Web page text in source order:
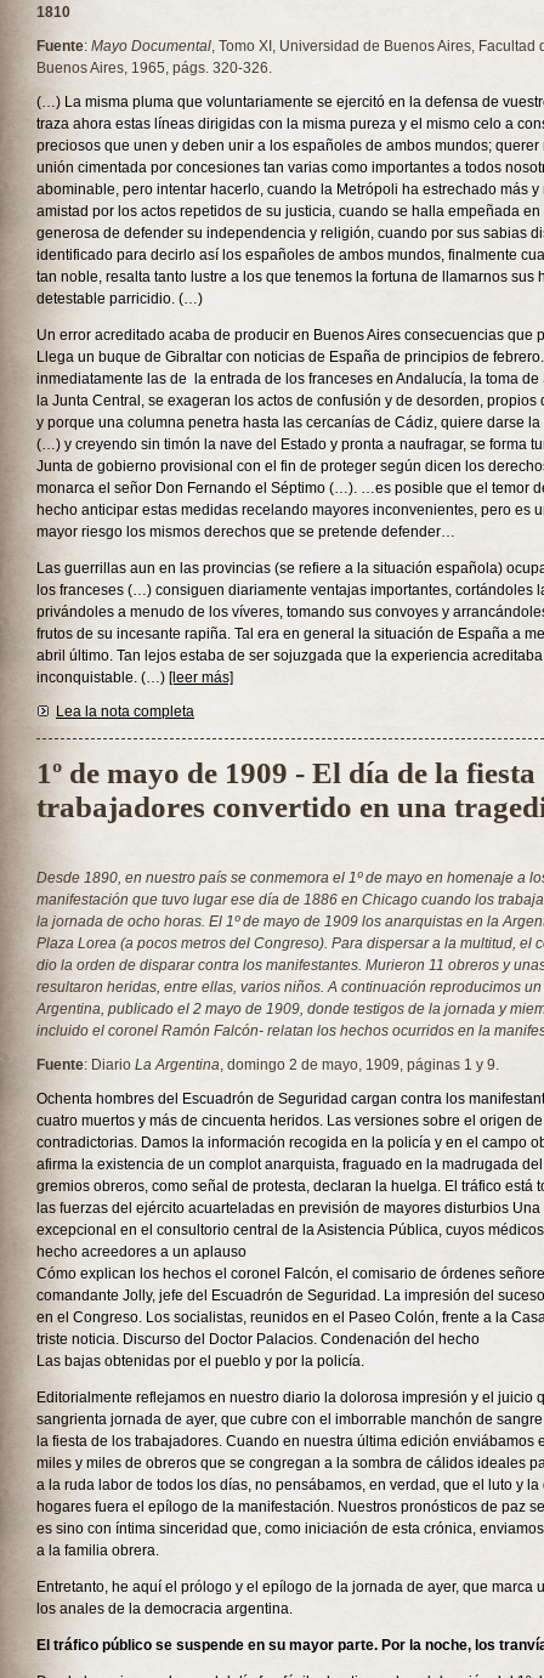
1810
Fuente: Mayo Documental, Tomo XI, Universidad de Buenos Aires, Facultad
Buenos Aires, 1965, págs. 320-326.
(…) La misma pluma que voluntariamente se ejercitó en la defensa de
traza ahora estas líneas dirigidas con la misma pureza y el mismo celo a
preciosos que unen y deben unir a los españoles de ambos mundos;
unión cimentada por concesiones tan varias como importantes a todos
abominable, pero intentar hacerlo, cuando la Metrópoli ha estrechado más
amistad por los actos repetidos de su justicia, cuando se halla empeñada
generosa de defender su independencia y religión, cuando por sus sabias
identificado para decirlo así los españoles de ambos mundos, finalmente
tan noble, resalta tanto lustre a los que tenemos la fortuna de llamarnos sus
detestable parricidio. (…)
Un error acreditado acaba de producir en Buenos Aires consecuencias que
Llega un buque de Gibraltar con noticias de España de principios de
inmediatamente las de la entrada de los franceses en Andalucía, la toma
la Junta Central, se exageran los actos de confusión y de desorden, propios
y porque una columna penetra hasta las cercanías de Cádiz, quiere darse
(…) y creyendo sin timón la nave del Estado y pronta a naufragar, se forma
Junta de gobierno provisional con el fin de proteger según dicen los
monarca el señor Don Fernando el Séptimo (…). …es posible que el temor
hecho anticipar estas medidas recelando mayores inconvenientes, pero es
mayor riesgo los mismos derechos que se pretende defender…
Las guerrillas aun en las provincias (se refiere a la situación española)
los franceses (…) consiguen diariamente ventajas importantes, cortándoles
privándoles a menudo de los víveres, tomando sus convoyes y
frutos de su incesante rapiña. Tal era en general la situación de España a
abril último. Tan lejos estaba de ser sojuzgada que la experiencia
inconquistable. (…) [leer más]
Lea la nota completa
1º de mayo de 1909 - El día de la fiesta
trabajadores convertido en una
Desde 1890, en nuestro país se conmemora el 1º de mayo en homenaje a
manifestación que tuvo lugar ese día de 1886 en Chicago cuando los
la jornada de ocho horas. El 1º de mayo de 1909 los anarquistas en la
Plaza Lorea (a pocos metros del Congreso). Para dispersar a la multitud, el
dio la orden de disparar contra los manifestantes. Murieron 11 obreros y
resultaron heridas, entre ellas, varios niños. A continuación reproducimos
Argentina, publicado el 2 mayo de 1909, donde testigos de la jornada y
incluido el coronel Ramón Falcón- relatan los hechos ocurridos en la
Fuente: Diario La Argentina, domingo 2 de mayo, 1909, páginas 1 y 9.
Ochenta hombres del Escuadrón de Seguridad cargan contra los
cuatro muertos y más de cincuenta heridos. Las versiones sobre el origen
contradictorias. Damos la información recogida en la policía y en el campo
afirma la existencia de un complot anarquista, fraguado en la madrugada
gremios obreros, como señal de protesta, declaran la huelga. El tráfico está
las fuerzas del ejército acuarteladas en previsión de mayores disturbios
excepcional en el consultorio central de la Asistencia Pública, cuyos
hecho acreedores a un aplauso
Cómo explican los hechos el coronel Falcón, el comisario de órdenes
comandante Jolly, jefe del Escuadrón de Seguridad. La impresión del
en el Congreso. Los socialistas, reunidos en el Paseo Colón, frente a la
triste noticia. Discurso del Doctor Palacios. Condenación del hecho
Las bajas obtenidas por el pueblo y por la policía.
Editorialmente reflejamos en nuestro diario la dolorosa impresión y el juicio
sangrienta jornada de ayer, que cubre con el imborrable manchón de
la fiesta de los trabajadores. Cuando en nuestra última edición enviábamos
miles y miles de obreros que se congregan a la sombra de cálidos ideales
a la ruda labor de todos los días, no pensábamos, en verdad, que el luto y
hogares fuera el epílogo de la manifestación. Nuestros pronósticos de paz
es sino con íntima sinceridad que, como iniciación de esta crónica,
a la familia obrera.
Entretanto, he aquí el prólogo y el epílogo de la jornada de ayer, que marca
los anales de la democracia argentina.
El tráfico público se suspende en su mayor parte. Por la noche, los